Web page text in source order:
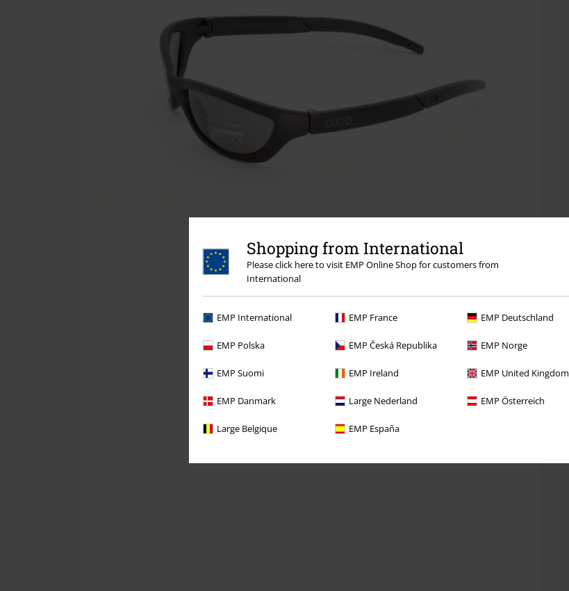
Shopping from International
Please click here to visit EMP Online Shop for customers from
International
EMP International EMP France EMP Deutschland
EMP Polska EMP Česká Republika EMP Norge
EMP Suomi EMP Ireland EMP United Kingdom
EMP Danmark Large Nederland EMP Österreich
Large Belgique EMP España